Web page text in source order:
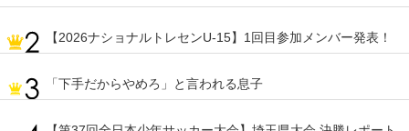
【2026ナショナルトレセンU-15】1回目参加メンバー発表！
「下手だからやめろ」と言われる息子